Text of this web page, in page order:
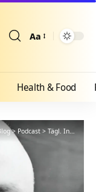
Aa
Health & Food
> Podcast > Tägl. Inspiration